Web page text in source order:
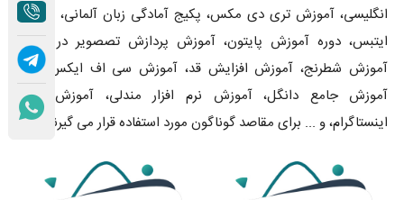
انگلیسی، آموزش تری دی مکس، پکیج آمادگی زبان آلمانی، آموزش
ایتبس، دوره آموزش پایتون، آموزش پردازش تصصویر در متلب،
آموزش شطرنج، آموزش افزایش قد، آموزش سی اف ایکس، کتیا،
آموزش جامع دانگل، آموزش نرم افزار مندلی، آموزش جامع
اینستاگرام، و ... برای مقاصد گوناگون مورد استفاده قرار می گیرند